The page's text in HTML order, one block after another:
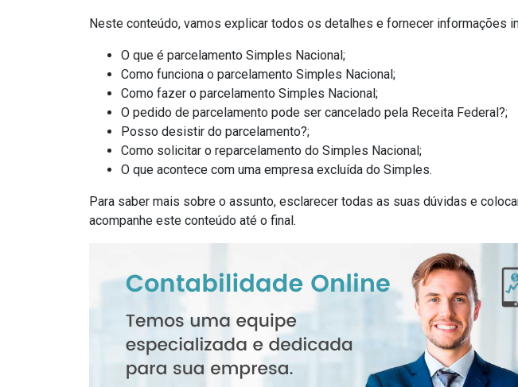
Neste conteúdo, vamos explicar todos os detalhes e fornecer informações
O que é parcelamento Simples Nacional;
Como funciona o parcelamento Simples Nacional;
Como fazer o parcelamento Simples Nacional;
O pedido de parcelamento pode ser cancelado pela Receita Federal?;
Posso desistir do parcelamento?;
Como solicitar o reparcelamento do Simples Nacional;
O que acontece com uma empresa excluída do Simples.
Para saber mais sobre o assunto, esclarecer todas as suas dúvidas e
acompanhe este conteúdo até o final.